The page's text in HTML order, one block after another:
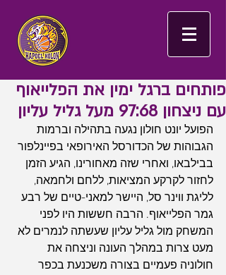
פותחים ברגל ימין את הפלייאוף
עם ניצחון 97:68 מעל גליל עליון
הפועל יונט חולון נגעה בתהילה וברמות
הגבוהות של הכדורסל האירופאי בפיינלפור
בבילבאו, ואחרי שזה מאחורינו, הגיע הזמן
לחזור לקרקע המציאות, ללחם ולחמאה,
לליגת ווינר סל, היישר למאני-טיים של רבע
גמר הפלייאוף. הרבה חששות היו לפני
המשחק מול גליל עליון שעשתה לנמרים לא
מעט צרות במהלך העונה וניצחה את
חולוניה פעמיים בצורה משכנעת בכפר